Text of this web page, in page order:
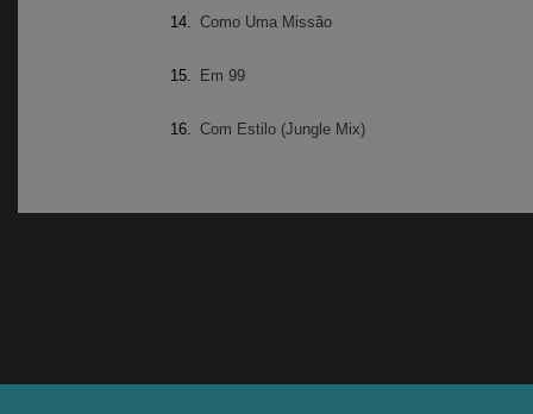
14. Como Uma Missão
15. Em 99
16. Com Estilo (Jungle Mix)